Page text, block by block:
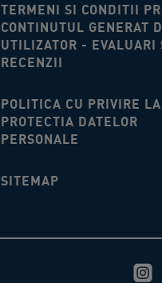
TERMENI SI CONDITII
CONTINUTUL GENERAT
UTILIZATOR - EVALUARI
RECENZII
POLITICA CU PRIVIRE LA
PROTECTIA DATELOR
PERSONALE
SITEMAP